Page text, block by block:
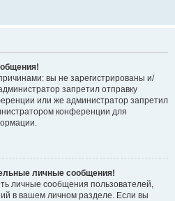
вы не зарегистрированы и/
запретил отправку
или же администратор запретил
конференции для
личные сообщения!
личные сообщения пользователей,
в вашем личном разделе. Если вы